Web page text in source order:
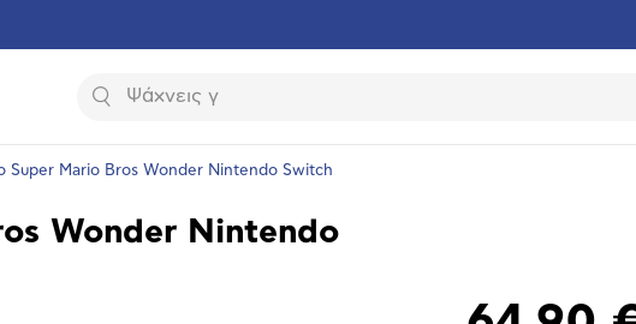
Αναζήτηση
Super Mario Bros Wonder Nintendo Switch
Wonder Nintendo